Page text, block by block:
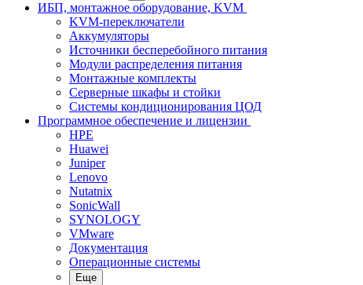
ИБП, монтажное оборудование, KVM
KVM-переключатели
Аккумуляторы
Источники бесперебойного питания
Модули распределения питания
Монтажные комплекты
Серверные шкафы и стойки
Системы кондиционирования ЦОД
Программное обеспечение и лицензии
HPE
Huawei
Juniper
Lenovo
Nutatnix
SonicWall
SYNOLOGY
VMware
Документация
Операционные системы
Еще